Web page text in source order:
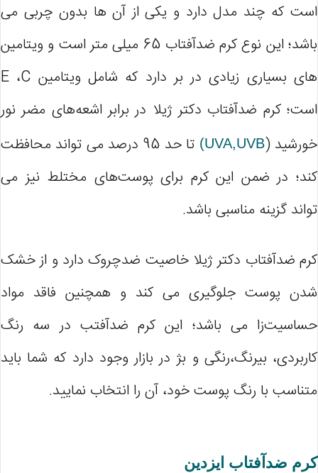
است که چند مدل دارد و یکی از آن ها بدون چربی می
باشد؛ این نوع کرم ضدآفتاب 65 میلی متر است و ویتامین
های بسیاری زیادی در بر دارد که شامل ویتامین E ،C
است؛ کرم ضدآفتاب دکتر ژیلا در برابر اشعه‌های مضر نور
خورشید ((UVA,UVB
تا حد 95 درصد می تواند محافظت
کند؛ در ضمن این کرم برای پوست‌های مختلط نیز می
تواند گزینه مناسبی باشد.
کرم ضدآفتاب دکتر ژیلا خاصیت ضدچروک دارد و از خشک
شدن پوست جلوگیری می کند و همچنین فاقد مواد
حساسیت‌زا می باشد؛ این کرم ضدآفتب در سه رنگ
کاربردی، بیرنگ،رنگی و بژ در بازار وجود دارد که شما باید
متناسب با رنگ پوست خود، آن را انتخاب نمایید.
کرم ضدآفتاب ایزدین